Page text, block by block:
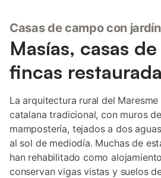
Casas de campo con
Masías, casas
fincas
La arquitectura rural del
catalana tradicional, con muros
mampostería, tejados a dos
al sol de mediodía. Muchas de
han rehabilitado como
conservan vigas vistas y suelos